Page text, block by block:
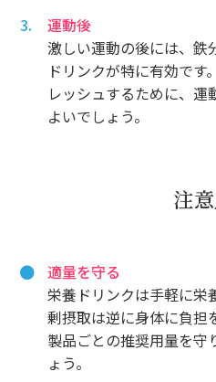
運動後
激しい運動の後には、鉄
ドリンクが特に有効です
レッシュするために、運
よいでしょう。
注
適量を守る
栄養ドリンクは手軽に栄
剰摂取は逆に身体に負担
製品ごとの推奨用量を守
ょう。